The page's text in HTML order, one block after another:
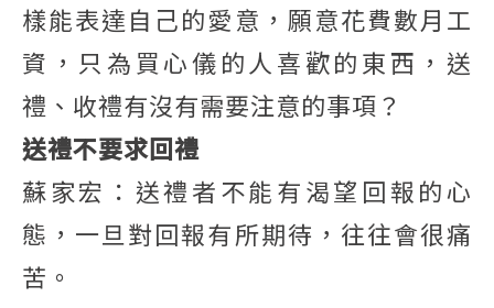
樣能表達自己的愛意，願意花費數月工
資，只為買心儀的人喜歡的東西，送
禮、收禮有沒有需要注意的事項？
送禮不要求回禮
蘇家宏：送禮者不能有渴望回報的心
態，一旦對回報有所期待，往往會很痛
苦。